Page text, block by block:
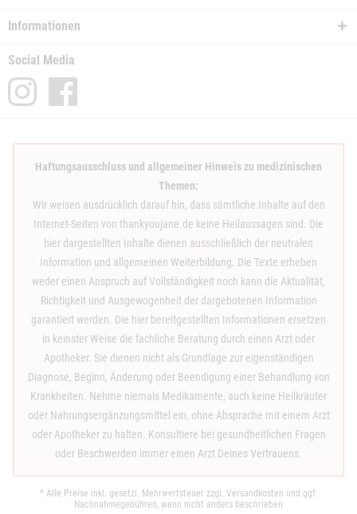
Informationen
Social Media
Haftungsausschluss und allgemeiner Hinweis zu medizinischen
Themen:
Wir weisen ausdrücklich darauf hin, dass sämtliche Inhalte auf den
Internet-Seiten von thankyoujane.de keine Heilaussagen sind. Die
hier dargestellten Inhalte dienen ausschließlich der neutralen
Information und allgemeinen Weiterbildung. Die Texte erheben
weder einen Anspruch auf Vollständigkeit noch kann die Aktualität,
Richtigkeit und Ausgewogenheit der dargebotenen Information
garantiert werden. Die hier bereitgestellten Informationen ersetzen
in keinster Weise die fachliche Beratung durch einen Arzt oder
Apotheker. Sie dienen nicht als Grundlage zur eigenständigen
Diagnose, Beginn, Änderung oder Beendigung einer Behandlung von
Krankheiten. Nehme niemals Medikamente, auch keine Heilkräuter
oder Nahrungsergänzungsmittel ein, ohne Absprache mit einem Arzt
oder Apotheker zu halten. Konsultiere bei gesundheitlichen Fragen
oder Beschwerden immer einen Arzt Deines Vertrauens.
* Alle Preise inkl. gesetzl. Mehrwertsteuer zzgl. Versandkosten und ggf.
Nachnahmegebühren, wenn nicht anders beschrieben